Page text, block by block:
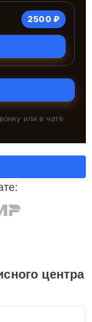
2500 ₽
или в чате
центра